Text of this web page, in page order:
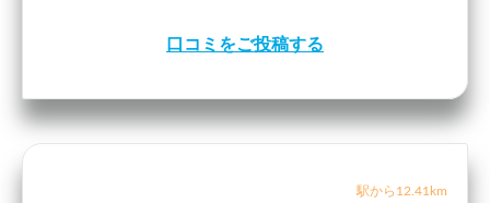
口コミをご投稿する
駅から12.41km